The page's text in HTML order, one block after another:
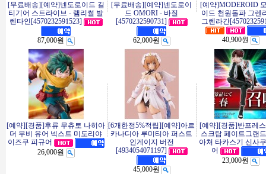
[무료배송][예약]넨도로이드 길
티기어 스트라이브 - 램리썰 발
렌타인[4570232591523]
87,000원
[무료배송][예약]넨도로이
드 OMORI - 바질
[4570232590731]
62,000원
[예약]MODEROID
이드 천원돌파 그렌
그렌라간
40,900원
[예약][경품]후류 무츄토 나히아
더 무비 유어 넥스트 미도리야
이즈쿠 피규어
26,000원
[6개한정5%적립][예약]아르
카나디아 루미티아 퍼스트
인게이지 버전
[4934054071197]
45,000원
[예약][경품]반프레
스크탑 페이트그랜
아처 타카스기 신사
어
23,000원